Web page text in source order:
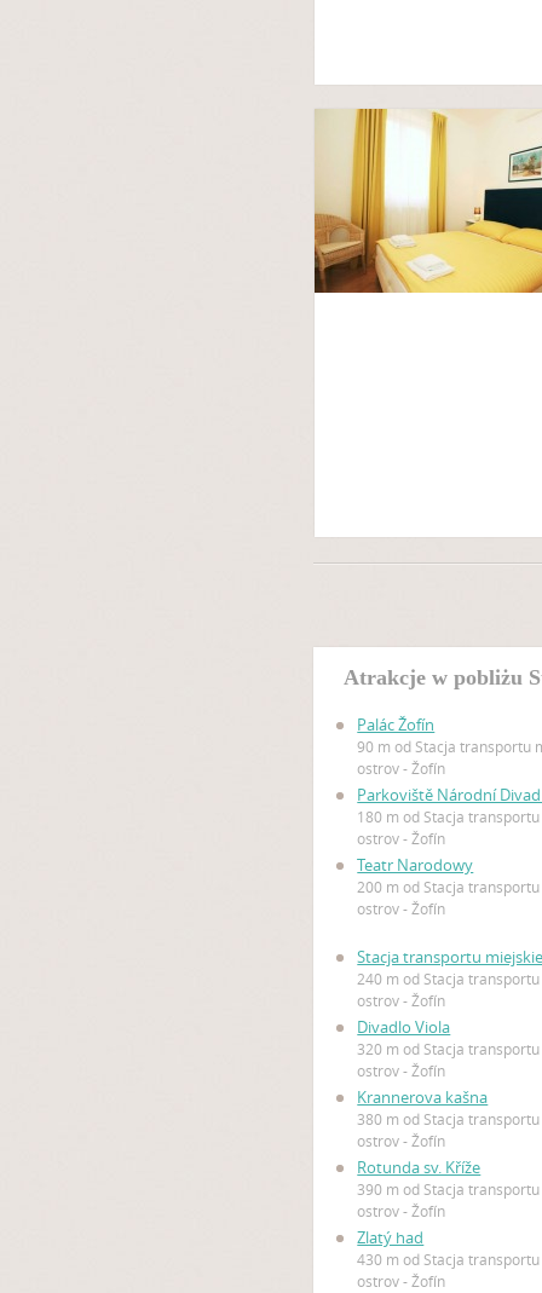
Atrakcje w pobliżu
Palác Žofín
90 m od Stacja transportu
ostrov - Žofín
Parkoviště Národní
180 m od Stacja
ostrov - Žofín
Teatr Narodowy
200 m od Stacja
ostrov - Žofín
Stacja transportu
240 m od Stacja
ostrov - Žofín
Divadlo Viola
320 m od Stacja
ostrov - Žofín
Krannerova kašna
380 m od Stacja
ostrov - Žofín
Rotunda sv. Kříže
390 m od Stacja
ostrov - Žofín
Zlatý had
430 m od Stacja
ostrov - Žofín